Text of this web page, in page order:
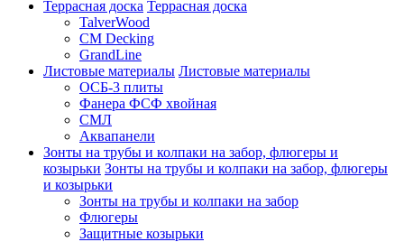
Террасная доска Террасная доска
TalverWood
CM Decking
GrandLine
Листовые материалы Листовые материалы
ОСБ-3 плиты
Фанера ФСФ хвойная
СМЛ
Аквапанели
Зонты на трубы и колпаки на забор, флюгеры и
козырьки Зонты на трубы и колпаки на забор, флюгеры
и козырьки
Зонты на трубы и колпаки на забор
Флюгеры
Защитные козырьки